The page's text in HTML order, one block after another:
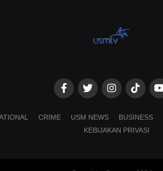
CRIME USM NEWS BUSINESS
KEBIJAKAN PRIVASI